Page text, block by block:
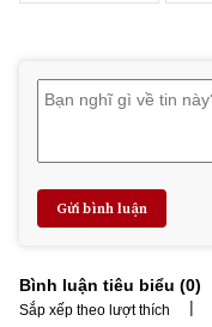
Gửi bình luận
Bình luận tiêu biểu (0)
Sắp xếp theo lượt thích |